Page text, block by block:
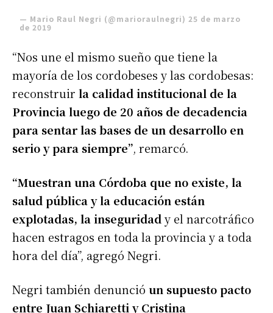
— Mario Raul Negri (@marioraulnegri) 25 de marzo
de 2019
“Nos une el mismo sueño que tiene la
mayoría de los cordobeses y las cordobesas:
reconstruir la calidad institucional de la
Provincia luego de 20 años de decadencia
para sentar las bases de un desarrollo en
serio y para siempre”, remarcó.
“Muestran una Córdoba que no existe, la
salud pública y la educación están
explotadas, la inseguridad y el narcotráfico
hacen estragos en toda la provincia y a toda
hora del día”, agregó Negri.
Negri también denunció un supuesto pacto
entre Juan Schiaretti y Cristina